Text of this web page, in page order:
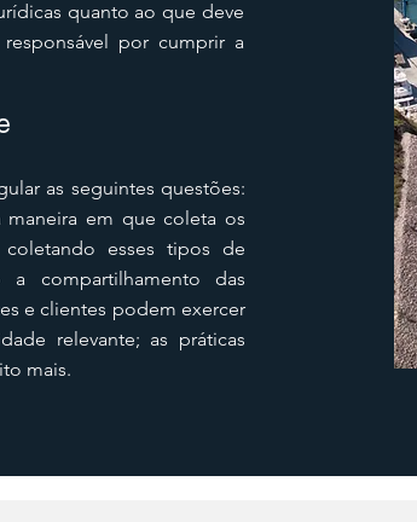
quanto ao que deve
por cumprir a
as seguintes questões:
em que coleta os
esses tipos de
compartilhamento das
e clientes podem exercer
relevante; as práticas
mais.